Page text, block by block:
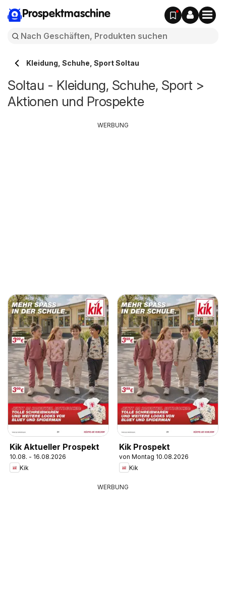
Prospektmaschine
Kleidung, Schuhe, Sport Soltau
Soltau - Kleidung, Schuhe, Sport >
Aktionen und Prospekte
Kik Aktueller Prospekt
10.08. - 16.08.2026
Kik
Kik Prospekt
von Montag 10.08.2026
Kik
WERBUNG
WERBUNG